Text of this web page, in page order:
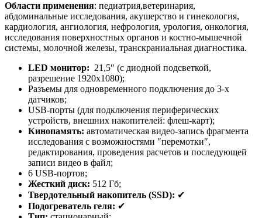
Области применения: педиатрия,ветеринария,
абдоминальные исследования, акушерство и гинекология,
кардиология, ангиология, нефрология, урология, онкология,
исследования поверхностных органов и костно-мышечной
системы, молочной железы, транскраниальная диагностика.
LED монитор: 21,5″ (с диодной подсветкой,
разрешение 1920x1080);
Разъемы для одновременного подключения до 3-х
датчиков;
USB-порты (для подключения периферических
устройств, внешних накопителей: флеш-карт);
Кинопамять: автоматическая видео-запись фрагмента
исследования с возможностями ″перемотки″,
редактирования, проведения расчетов и последующей
записи видео в файл;
6 USB-портов;
Жесткий диск: 512 Гб;
Твердотельный накопитель (SSD): ✔
Подогреватель геля: ✔